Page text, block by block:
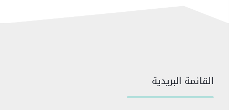
القائمة البريدية